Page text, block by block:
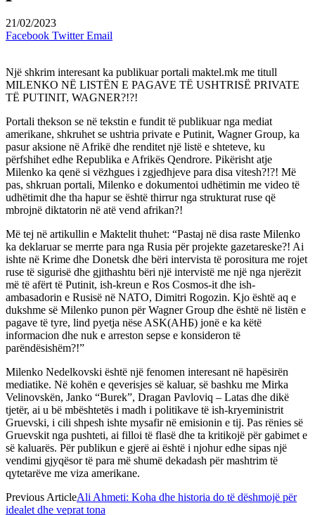
21/02/2023
Facebook Twitter Email
Një shkrim interesant ka publikuar portali maktel.mk me titull
MILENKO NË LISTËN E PAGAVE TË USHTRISË PRIVATE
TË PUTINIT, WAGNER?!?!
Portali thekson se në tekstin e fundit të publikuar nga mediat
amerikane, shkruhet se ushtria private e Putinit, Wagner Group, ka
pasur aksione në Afrikë dhe renditet një listë e shteteve, ku
përfshihet edhe Republika e Afrikës Qendrore. Pikërisht atje
Milenko ka qenë si vëzhgues i zgjedhjeve para disa vitesh?!?! Më
pas, shkruan portali, Milenko e dokumentoi udhëtimin me video të
udhëtimit dhe tha hapur se është thirrur nga strukturat ruse që
mbrojnë diktatorin në atë vend afrikan?!
Më tej në artikullin e Maktelit thuhet: “Pastaj në disa raste Milenko
ka deklaruar se merrte para nga Rusia për projekte gazetareske?! Ai
ishte në Krime dhe Donetsk dhe bëri intervista të porositura me rojet
ruse të sigurisë dhe gjithashtu bëri një intervistë me një nga njerëzit
më të afërt të Putinit, ish-kreun e Ros Cosmos-it dhe ish-
ambasadorin e Rusisë në NATO, Dimitri Rogozin. Kjo është aq e
dukshme së Milenko punon për Wagner Group dhe është në listën e
pagave të tyre, lind pyetja nëse ASK(АНБ) jonë e ka këtë
informacion dhe nuk e arreston sepse e konsideron të
parëndësishëm?!”
Milenko Nedelkovski është një fenomen interesant në hapësirën
mediatike. Në kohën e qeverisjes së kaluar, së bashku me Mirka
Velinovskën, Janko “Burek”, Dragan Pavloviq – Latas dhe dikë
tjetër, ai u bë mbështetës i madh i politikave të ish-kryeministrit
Gruevski, i cili shpesh ishte mysafir në emisionin e tij. Pas rënies së
Gruevskit nga pushteti, ai filloi të flasë dhe ta kritikojë për gabimet e
së kaluarës. Për publikun e gjerë ai është i njohur edhe sipas një
vendimi gjyqësor të para më shumë dekadash për mashtrim të
qytetarëve me viza amerikane.
Previous ArticleAli Ahmeti: Koha dhe historia do të dëshmojë për
idealet dhe veprat tona